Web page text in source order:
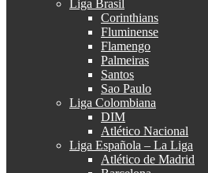
Liga Brasil
Corinthians
Fluminense
Flamengo
Palmeiras
Santos
Sao Paulo
Liga Colombiana
DIM
Atlético Nacional
Liga Española – La Liga
Atlético de Madrid